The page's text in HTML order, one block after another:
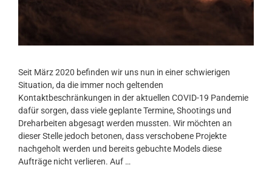
Seit März 2020 befinden wir uns nun in einer schwierigen
Situation, da die immer noch geltenden
Kontaktbeschränkungen in der aktuellen COVID-19 Pandemie
dafür sorgen, dass viele geplante Termine, Shootings und
Dreharbeiten abgesagt werden mussten. Wir möchten an
dieser Stelle jedoch betonen, dass verschobene Projekte
nachgeholt werden und bereits gebuchte Models diese
Aufträge nicht verlieren. Auf …